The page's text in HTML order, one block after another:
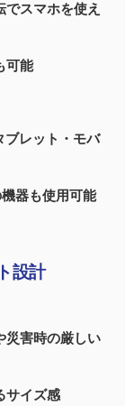
スマホを使え
可能
ブレット・モバ
器も使用可能
設計
災害時の厳しい
サイズ感